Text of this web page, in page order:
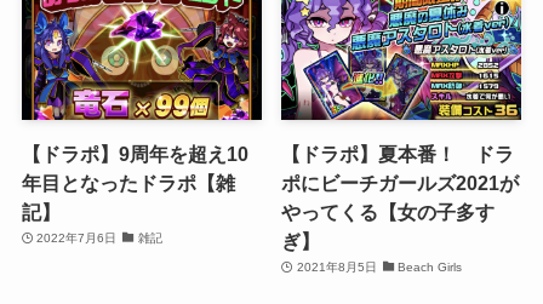
【ドラポ】9周年を超え10
年目となったドラポ【雑
記】
2022年7月6日 雑記
【ドラポ】夏本番！ ドラ
ポにビーチガールズ2021が
やってくる【女の子多す
ぎ】
2021年8月5日 Beach Girls